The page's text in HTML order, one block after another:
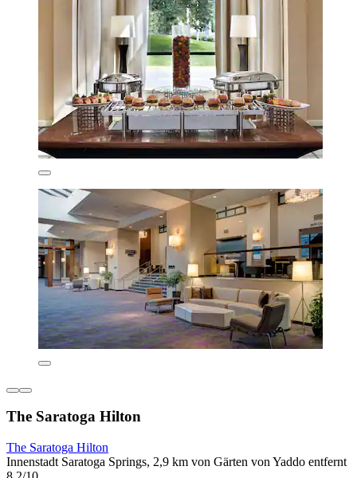
The Saratoga Hilton
The Saratoga Hilton
Innenstadt Saratoga Springs, 2,9 km von Gärten von Yaddo entfernt